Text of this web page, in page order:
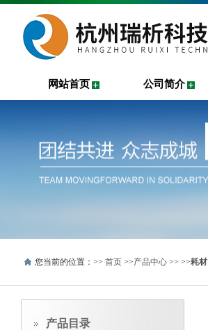
网站首页 公司简介
您当前的位置：>> 首页 >>产品中心 >> >>耗材
产品目录